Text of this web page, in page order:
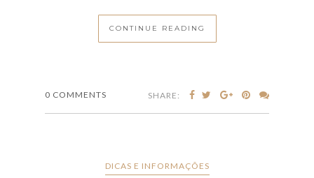
CONTINUE READING
0 COMMENTS SHARE:
DICAS E INFORMAÇÕES